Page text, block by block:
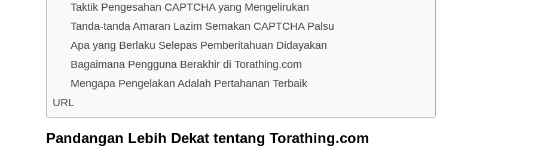
Taktik Pengesahan CAPTCHA yang Mengelirukan
Tanda-tanda Amaran Lazim Semakan CAPTCHA Palsu
Apa yang Berlaku Selepas Pemberitahuan Didayakan
Bagaimana Pengguna Berakhir di Torathing.com
Mengapa Pengelakan Adalah Pertahanan Terbaik
URL
Pandangan Lebih Dekat tentang Torathing.com